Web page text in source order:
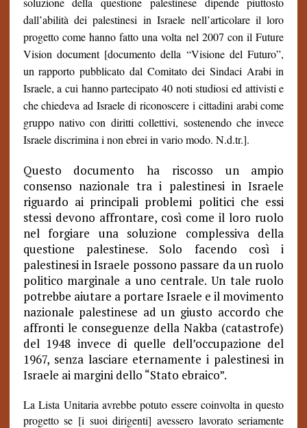
dall’abilità dei palestinesi in Israele nell’articolare il loro
progetto come hanno fatto una volta nel 2007 con il Future
Vision document [documento della “Visione del Futuro”,
un rapporto pubblicato dal Comitato dei Sindaci Arabi in
Israele, a cui hanno partecipato 40 noti studiosi ed attivisti e
che chiedeva ad Israele di riconoscere i cittadini arabi come
gruppo nativo con diritti collettivi, sostenendo che invece
Israele discrimina i non ebrei in vario modo. N.d.tr.].
Questo documento ha riscosso un ampio
consenso nazionale tra i palestinesi in Israele
riguardo ai principali problemi politici che essi
stessi devono affrontare, così come il loro ruolo
nel forgiare una soluzione complessiva della
questione palestinese. Solo facendo così i
palestinesi in Israele possono passare da un ruolo
politico marginale a uno centrale. Un tale ruolo
potrebbe aiutare a portare Israele e il movimento
nazionale palestinese ad un giusto accordo che
affronti le conseguenze della Nakba (catastrofe)
del 1948 invece di quelle dell’occupazione del
1967, senza lasciare eternamente i palestinesi in
Israele ai margini dello “Stato ebraico”.
La Lista Unitaria avrebbe potuto essere coinvolta in questo
progetto se [i suoi dirigenti] avessero lavorato seriamente